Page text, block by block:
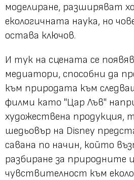
моделиране, разширяват
екологичната наука, но
остава ключов.
И тук на сцената се
медиатори, способни да
към природата към
филми като "Цар Лъв"
художествена продукция,
шедьовър на Disney
савана по начин, който
разбиране за природните
чувствителност към